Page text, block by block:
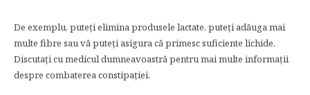
De exemplu, puteți elimina produsele lactate, puteți adăuga mai
multe fibre sau vă puteți asigura că primesc suficiente lichide.
Discutați cu medicul dumneavoastră pentru mai multe informații
despre combaterea constipației.